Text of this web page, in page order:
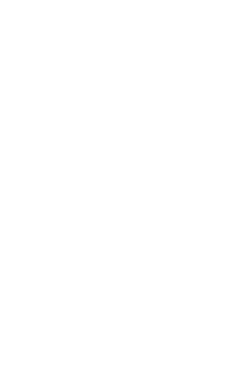
our website. By continuing to browse this website, you
cookies, you can access our